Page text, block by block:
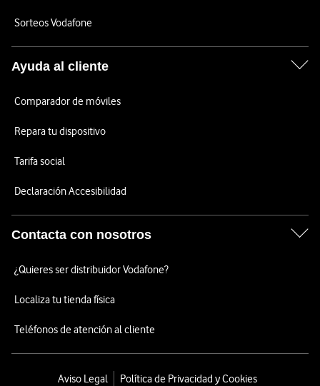
Sorteos Vodafone
Ayuda al cliente
Comparador de móviles
Repara tu dispositivo
Tarifa social
Declaración Accesibilidad
Contacta con nosotros
¿Quieres ser distribuidor Vodafone?
Localiza tu tienda física
Teléfonos de atención al cliente
Aviso Legal
Política de Privacidad y Cookies